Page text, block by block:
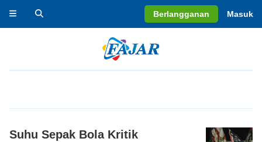
Berlangganan Masuk
Suhu Sepak Bola Kritik